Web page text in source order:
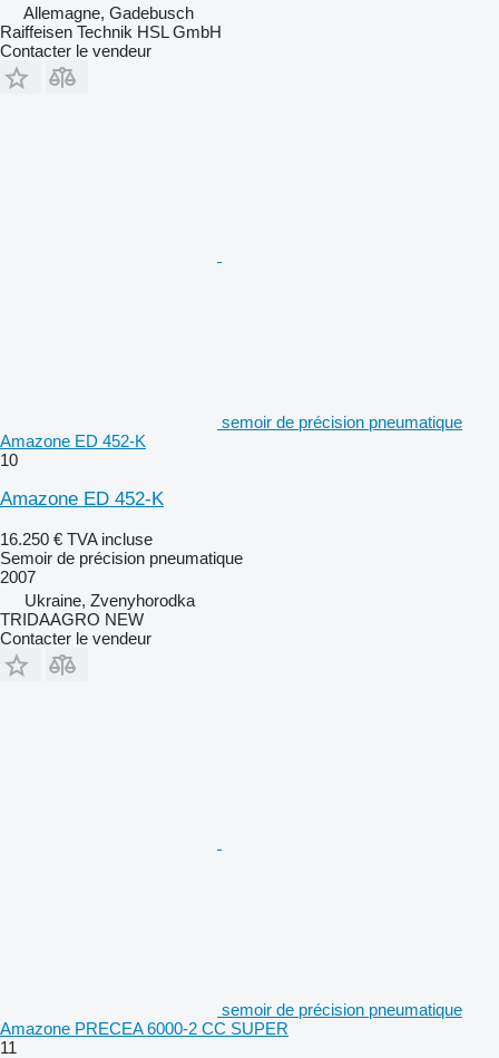
Allemagne, Gadebusch
Raiffeisen Technik HSL GmbH
Contacter le vendeur
semoir de précision pneumatique
Amazone ED 452-K
10
Amazone ED 452-K
16.250 € TVA incluse
Semoir de précision pneumatique
2007
Ukraine, Zvenyhorodka
TRIDAAGRO NEW
Contacter le vendeur
semoir de précision pneumatique
Amazone PRECEA 6000-2 CC SUPER
11